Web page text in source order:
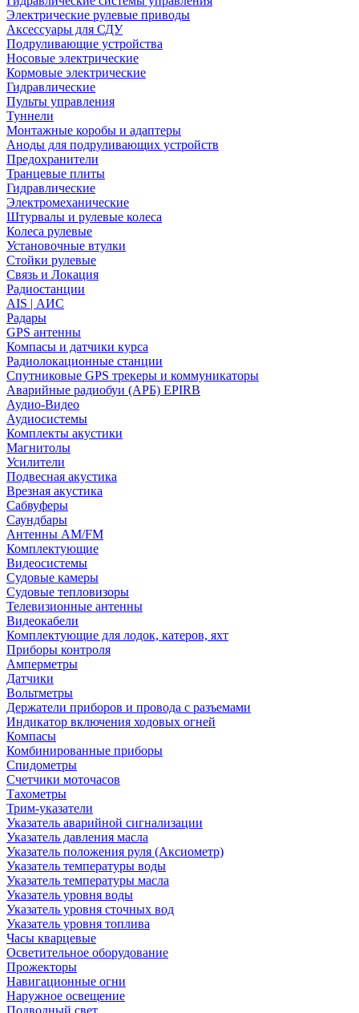
Электрические рулевые приводы
Аксессуары для СДУ
Подруливающие устройства
Носовые электрические
Кормовые электрические
Гидравлические
Пульты управления
Туннели
Монтажные коробы и адаптеры
Аноды для подруливающих устройств
Предохранители
Транцевые плиты
Гидравлические
Электромеханические
Штурвалы и рулевые колеса
Колеса рулевые
Установочные втулки
Стойки рулевые
Связь и Локация
Радиостанции
AIS | АИС
Радары
GPS антенны
Компасы и датчики курса
Радиолокационные станции
Спутниковые GPS трекеры и коммуникаторы
Аварийные радиобуи (АРБ) EPIRB
Аудио-Видео
Аудиосистемы
Комплекты акустики
Магнитолы
Усилители
Подвесная акустика
Врезная акустика
Сабвуферы
Саундбары
Антенны AM/FM
Комплектующие
Видеосистемы
Судовые камеры
Cудовые тепловизоры
Телевизионные антенны
Видеокабели
Комплектующие для лодок, катеров, яхт
Приборы контроля
Амперметры
Датчики
Вольтметры
Держатели приборов и провода с разъемами
Индикатор включения ходовых огней
Компасы
Комбинированные приборы
Спидометры
Счетчики моточасов
Тахометры
Трим-указатели
Указатель аварийной сигнализации
Указатель давления масла
Указатель положения руля (Аксиометр)
Указатель температуры воды
Указатель температуры масла
Указатель уровня воды
Указатель уровня сточных вод
Указатель уровня топлива
Часы кварцевые
Осветительное оборудование
Прожекторы
Навигационные огни
Наружное освещение
Подводный свет